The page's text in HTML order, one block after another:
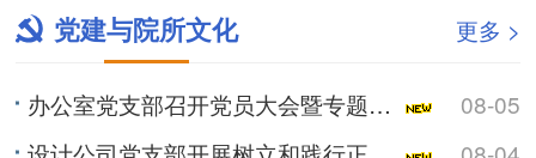
党建与院所文化 更多 >
办公室党支部召开党员大会暨专题学习会
08-05